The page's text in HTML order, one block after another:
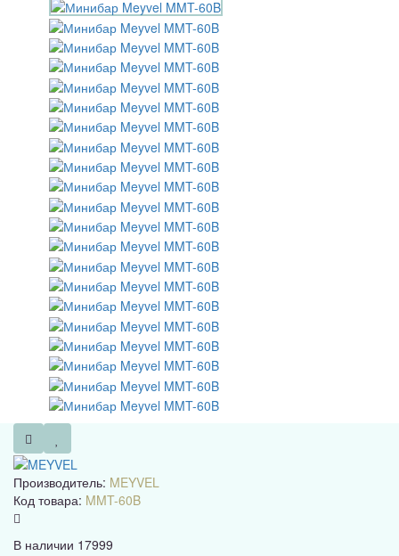
Производитель: MEYVEL
Код товара: MMT-60B
В наличии 17999